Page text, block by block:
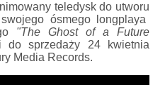
teledysk do utworu
ósmego longplaya
"The Ghost of a Future
do sprzedaży 24 kwietnia
Media Records.